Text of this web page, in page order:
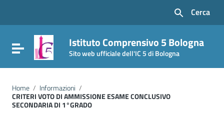
Vai al footer
Cerca
Attiva / disattiva la navigazione
Istituto Comprensivo 5 Bologna
Sito web ufficiale dell'IC 5 di Bologna
Home / Informazioni /
CRITERI VOTO DI AMMISSIONE ESAME CONCLUSIVO
SECONDARIA DI 1°GRADO